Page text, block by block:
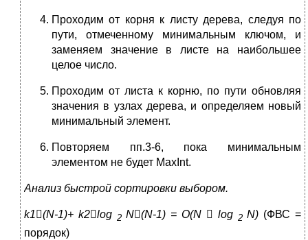
Проходим от корня к листу дерева, следуя по
пути, отмеченному минимальным ключом, и
заменяем значение в листе на наибольшее
целое число.
Проходим от листа к корню, по пути обновляя
значения в узлах дерева, и определяем новый
минимальный элемент.
Повторяем пп.3-6, пока минимальным
элементом не будет MaxInt.
Анализ быстрой сортировки выбором.
k1(N-1)+ k2log 2 N(N-1) = О(N  log 2 N) (ФВС =
порядок)